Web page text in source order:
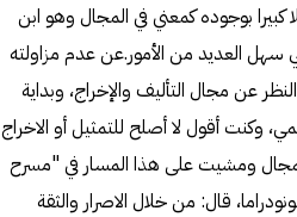
كبيرا بوجوده كمعني في المجال وهو ابن
سهل العديد من الأمور.عن عدم مزاولته
عن مجال التأليف والإخراج، وبداية
وكنت أقول لا أصلح للتمثيل أو الاخراج
المجال ومشيت على هذا المسار في "مسرح
قال: من خلال الاصرار والثقة